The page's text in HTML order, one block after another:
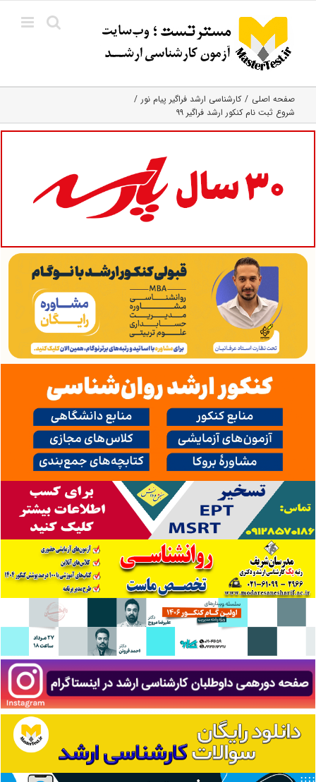
content
صفحه اصلی
کارشناسی ارشد فراگیر پیام نور
شروع ثبت نام کنکور ارشد فراگیر ۹۹